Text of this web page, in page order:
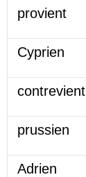
provient
Cyprien
contrevient
prussien
Adrien